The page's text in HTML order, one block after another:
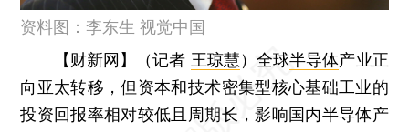
资料图：李东生 视觉中国
【财新网】（记者 王琼慧） 全球半导体产业正
向亚太转移，但资本和技术密集型核心基础工业的
投资回报率相对较低且周期长，影响国内半导体产